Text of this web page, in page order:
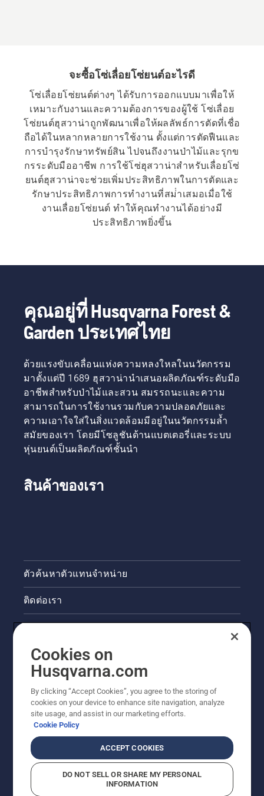
จะซื้อโซ่เลื่อยโซ่ยนต์อะไรดี
โซ่เลื่อยโซ่ยนต์ต่างๆ ได้รับการออกแบบมาเพื่อให้
เหมาะกับงานและความต้องการของผู้ใช้ โซ่เลื่อย
โซ่ยนต์ฮุสวาน่าถูกพัฒนาเพื่อให้ผลลัพธ์การตัดที่เชื่อ
ถือได้ในหลากหลายการใช้งาน ตั้งแต่การตัดฟืนและ
การบํารุงรักษาทรัพย์สิน ไปจนถึงงานป่าไม้และรุกข
กรระดับมืออาชีพ การใช้โซ่ฮุสวาน่าสําหรับเลื่อยโซ่
ยนต์ฮุสวาน่าจะช่วยเพิ่มประสิทธิภาพในการตัดและ
รักษาประสิทธิภาพการทํางานที่สม่ําเสมอเมื่อใช้
งานเลื่อยโซ่ยนต์ ทําให้คุณทํางานได้อย่างมี
ประสิทธิภาพยิ่งขึ้น
คุณอยู่ที่ Husqvarna Forest &
Garden ประเทศไทย
ด้วยแรงขับเคลื่อนแห่งความหลงใหลในนวัตกรรม
มาตั้งแต่ปี 1689 ฮุสวาน่านำเสนอผลิตภัณฑ์ระดับมือ
อาชีพสำหรับป่าไม้และสวน สมรรถนะและความ
สามารถในการใช้งานรวมกับความปลอดภัยและ
ความเอาใจใส่ในสิ่งแวดล้อมมีอยู่ในนวัตกรรมล้ำ
สมัยของเรา โดยมีโซลูชันด้านแบตเตอรี่และระบบ
หุ่นยนต์เป็นผลิตภัณฑ์ชั้นนำ
สินค้าของเรา
ตัวค้นหาตัวแทนจำหน่าย
ติดต่อเรา
ข้อมูลผลิตภัณฑ์ทางกฎหมาย
Cookies on
Husqvarna.com
By clicking “Accept Cookies”, you agree to the storing of
cookies on your device to enhance site navigation, analyze
site usage, and assist in our marketing efforts.
Cookie Policy
ACCEPT COOKIES
DO NOT SELL OR SHARE MY PERSONAL
INFORMATION